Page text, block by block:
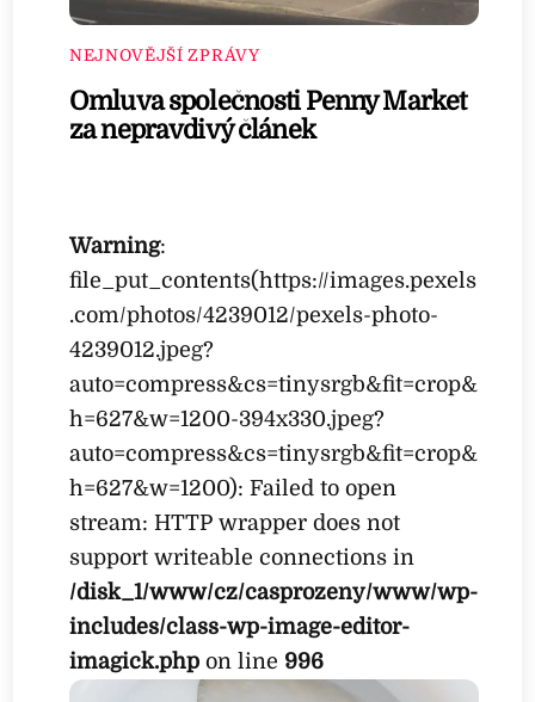
NEJNOVĚJŠÍ ZPRÁVY
Omluva společnosti Penny Market
za nepravdivý článek
Warning:
file_put_contents(https://images.pexels
.com/photos/4239012/pexels-photo-
4239012.jpeg?
auto=compress&cs=tinysrgb&fit=crop&
h=627&w=1200-394x330.jpeg?
auto=compress&cs=tinysrgb&fit=crop&
h=627&w=1200): Failed to open
stream: HTTP wrapper does not
support writeable connections in
/disk_1/www/cz/casprozeny/www/wp-
includes/class-wp-image-editor-
imagick.php on line 996